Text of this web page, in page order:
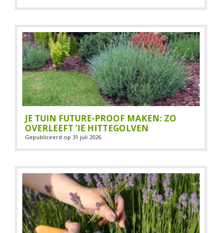
JE TUIN FUTURE-PROOF MAKEN: ZO
OVERLEEFT ‘IE HITTEGOLVEN
Gepubliceerd op 31 juli 2026